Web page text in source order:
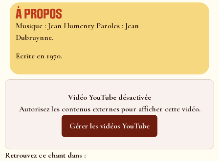
À propos
Musique : Jean Humenry Paroles : Jean
Dubruynne.
Ecrite en 1970.
Vidéo YouTube désactivée
Autorisez les contenus externes pour afficher cette vidéo.
Gérer les vidéos YouTube
Retrouvez ce chant dans :